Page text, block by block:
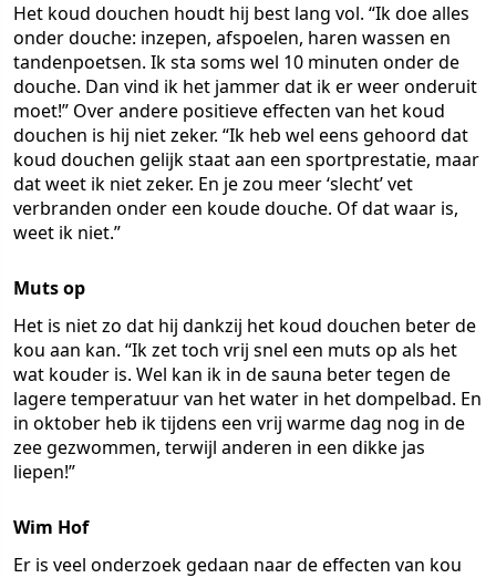
Het koud douchen houdt hij best lang vol. “Ik doe alles
onder douche: inzepen, afspoelen, haren wassen en
tandenpoetsen. Ik sta soms wel 10 minuten onder de
douche. Dan vind ik het jammer dat ik er weer onderuit
moet!” Over andere positieve effecten van het koud
douchen is hij niet zeker. “Ik heb wel eens gehoord dat
koud douchen gelijk staat aan een sportprestatie, maar
dat weet ik niet zeker. En je zou meer ‘slecht’ vet
verbranden onder een koude douche. Of dat waar is,
weet ik niet.”
Muts op
Het is niet zo dat hij dankzij het koud douchen beter de
kou aan kan. “Ik zet toch vrij snel een muts op als het
wat kouder is. Wel kan ik in de sauna beter tegen de
lagere temperatuur van het water in het dompelbad. En
in oktober heb ik tijdens een vrij warme dag nog in de
zee gezwommen, terwijl anderen in een dikke jas
liepen!”
Wim Hof
Er is veel onderzoek gedaan naar de effecten van kou